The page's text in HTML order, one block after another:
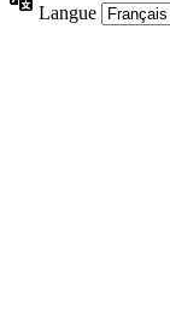
Langue